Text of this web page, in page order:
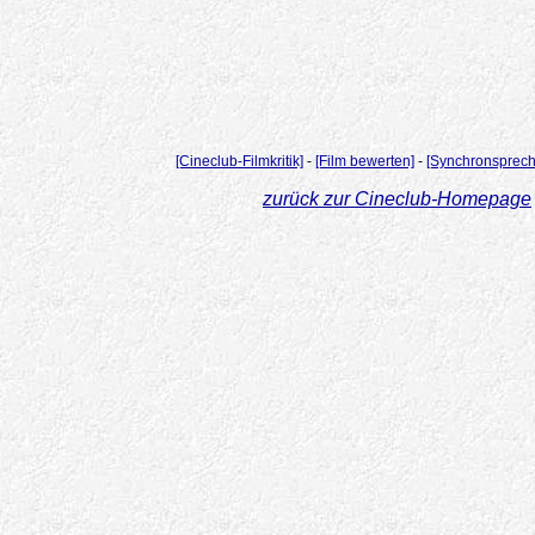
[Cineclub-Filmkritik] - [Film bewerten] -
zurück zur Cineclub-Homepage